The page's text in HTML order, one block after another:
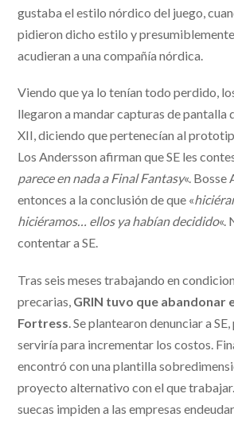
gustaba el estilo nórdico del juego,
pidieron dicho estilo y
acudieran a una compañía nórdica.
Viendo que ya lo tenían todo perdido,
llegaron a mandar capturas de pantalla
XII, diciendo que pertenecían al
Los Andersson afirman que SE les
parece en nada a Final Fantasy«. Bosse
entonces a la conclusión de que «
hiciéramos… ellos ya habían decidido«.
contentar a SE.
Tras seis meses trabajando en
precarias, GRIN tuvo que abandonar
Fortress . Se plantearon denunciar a
serviría para incrementar los costos.
encontró con una plantilla
proyecto alternativo con el que
suecas impiden a las empresas